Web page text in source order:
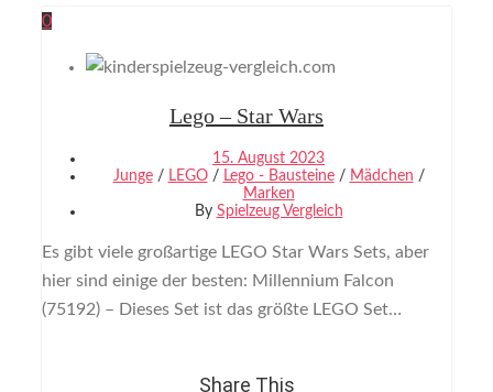
0
Lego – Star Wars
15. August 2023
Junge/ LEGO/ Lego - Bausteine/ Mädchen /
Marken
By Spielzeug Vergleich
Es gibt viele großartige LEGO Star Wars Sets, aber
hier sind einige der besten: Millennium Falcon
(75192) – Dieses Set ist das größte LEGO Set…
Share This